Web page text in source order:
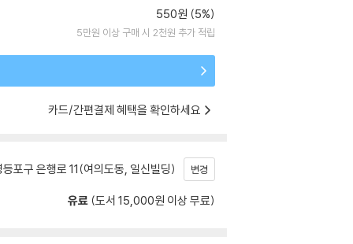
550원 (5%)
5만원 이상 구매 시 2천원 추가 적립
카드/간편결제 혜택을 확인하세요
포구 은행로 11(여의도동, 일신빌딩) 변경
유료 (도서 15,000원 이상 무료)